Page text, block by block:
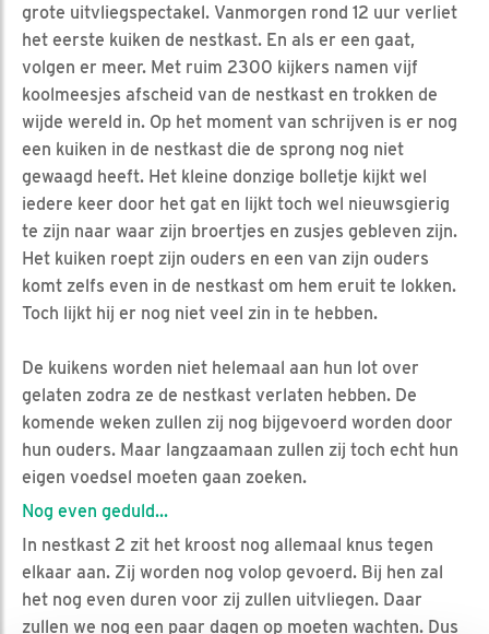
grote uitvliegspectakel. Vanmorgen rond 12 uur verliet
het eerste kuiken de nestkast. En als er een gaat,
volgen er meer. Met ruim 2300 kijkers namen vijf
koolmeesjes afscheid van de nestkast en trokken de
wijde wereld in. Op het moment van schrijven is er nog
een kuiken in de nestkast die de sprong nog niet
gewaagd heeft. Het kleine donzige bolletje kijkt wel
iedere keer door het gat en lijkt toch wel nieuwsgierig
te zijn naar waar zijn broertjes en zusjes gebleven zijn.
Het kuiken roept zijn ouders en een van zijn ouders
komt zelfs even in de nestkast om hem eruit te lokken.
Toch lijkt hij er nog niet veel zin in te hebben.
De kuikens worden niet helemaal aan hun lot over
gelaten zodra ze de nestkast verlaten hebben. De
komende weken zullen zij nog bijgevoerd worden door
hun ouders. Maar langzaamaan zullen zij toch echt hun
eigen voedsel moeten gaan zoeken.
Nog even geduld...
In nestkast 2 zit het kroost nog allemaal knus tegen
elkaar aan. Zij worden nog volop gevoerd. Bij hen zal
het nog even duren voor zij zullen uitvliegen. Daar
zullen we nog een paar dagen op moeten wachten. Dus